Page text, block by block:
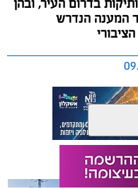
בדרום העיר, ובהן
המענה הנדרש
גם